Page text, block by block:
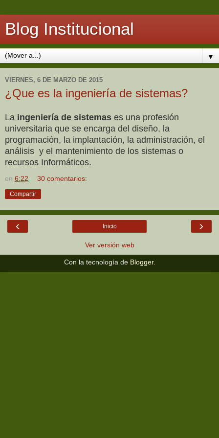
Blog Institucional
▼
VIERNES, 6 DE MARZO DE 2015
¿Que es la ingeniería de sistemas?
La ingeniería de sistemas es una profesión
universitaria que se encarga del diseño, la
programación, la implantación, la administración, el
análisis y el mantenimiento de los sistemas o
recursos Informáticos.
en 6:22 30 comentarios:
Compartir
‹ ›
Inicio
Ver versión web
Con la tecnología de Blogger.